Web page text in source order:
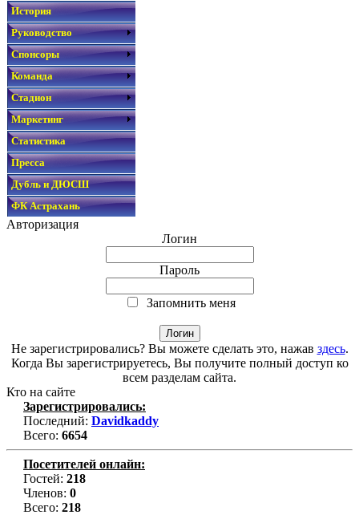
История
Руководство
Спонсоры
Команда
Стадион
Маркетинг
Статистика
Пресса
Дубль и ДЮСШ
ФК Астрахань
Авторизация
Логин
Пароль
Запомнить меня
Не зарегистрировались? Вы можете сделать это, нажав здесь.
Когда Вы зарегистрируетесь, Вы получите полный доступ ко
всем разделам сайта.
Кто на сайте
Зарегистрировались:
Последний: Davidkaddy
Всего: 6654
Посетителей онлайн:
Гостей: 218
Членов: 0
Всего: 218